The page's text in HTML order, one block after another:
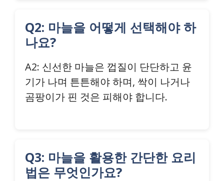
Q2: 마늘을 어떻게 선택해야 하
나요?
A2: 신선한 마늘은 껍질이 단단하고 윤
기가 나며 튼튼해야 하며, 싹이 나거나
곰팡이가 핀 것은 피해야 합니다.
Q3: 마늘을 활용한 간단한 요리
법은 무엇인가요?